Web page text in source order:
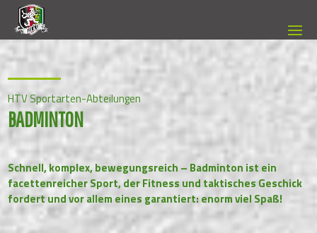
HTV Sportarten-Abteilungen
BADMINTON
Schnell, komplex, bewegungsreich – Badminton ist ein
facettenreicher Sport, der Fitness und taktisches Geschick
fordert und vor allem eines garantiert: enorm viel Spaß!